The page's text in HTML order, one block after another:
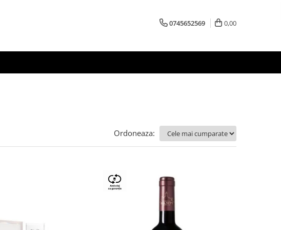
0745652569 0,00
Ordoneaza: